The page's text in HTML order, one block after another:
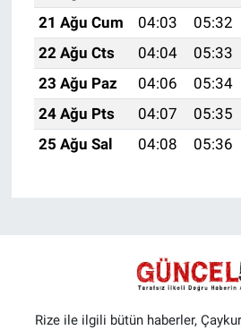
21 Ağu Cum
04:03 05:32
22 Ağu Cts
04:04 05:33
23 Ağu Paz
04:06 05:34
24 Ağu Pts
04:07 05:35
25 Ağu Sal
04:08 05:36
Rize ile ilgili bütün haberler,